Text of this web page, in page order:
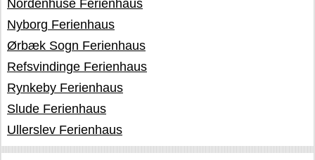
Nordenhuse Ferienhaus
Nyborg Ferienhaus
Ørbæk Sogn Ferienhaus
Refsvindinge Ferienhaus
Rynkeby Ferienhaus
Slude Ferienhaus
Ullerslev Ferienhaus